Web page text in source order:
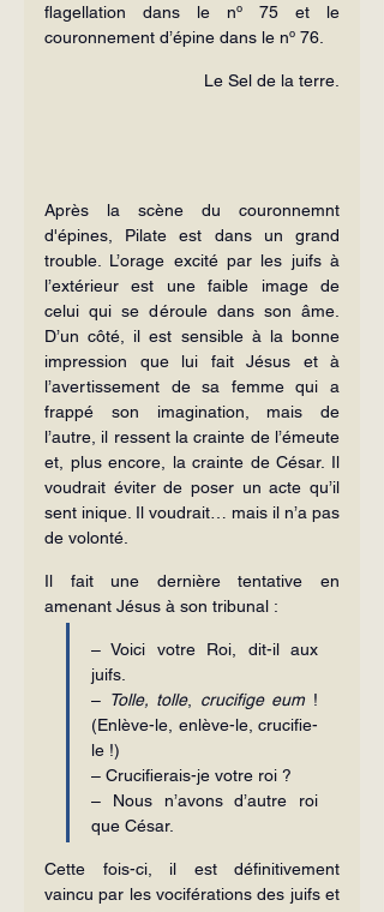
flagellation dans le nº 75 et le
couronnement d’épine dans le nº 76.
Le Sel de la terre.
Après la scène du couronnemnt
d'épines, Pilate est dans un grand
trouble. L’orage excité par les juifs à
l’extérieur est une faible image de
celui qui se déroule dans son âme.
D’un côté, il est sensible à la bonne
impression que lui fait Jésus et à
l’avertis­sement de sa femme qui a
frappé son imagination, mais de
l’autre, il ressent la crainte de l’émeute
et, plus encore, la crainte de César. Il
voudrait éviter de poser un acte qu’il
sent inique. Il voudrait… mais il n’a pas
de volonté.
Il fait une dernière tentative en
amenant Jésus à son tribunal :
– Voici votre Roi, dit-il aux
juifs.
– Tolle, tolle, crucifige eum !
(Enlève-le, enlève-le, crucifie-
le !)
– Crucifierais-je votre roi ?
– Nous n’avons d’autre roi
que César.
Cette fois-ci, il est définitivement
vaincu par les vociférations des juifs et